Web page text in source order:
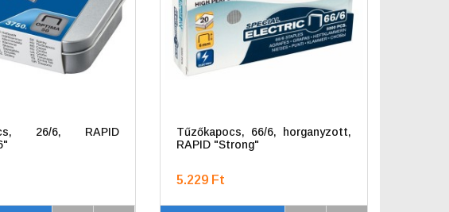
26/6, RAPID
Tűzőkapocs, 66/6, horganyzott,
RAPID "Strong"
5.229 Ft